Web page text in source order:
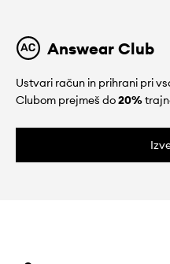
Answear Club
Ustvari račun in prihrani pri
Clubom prejmeš do20%